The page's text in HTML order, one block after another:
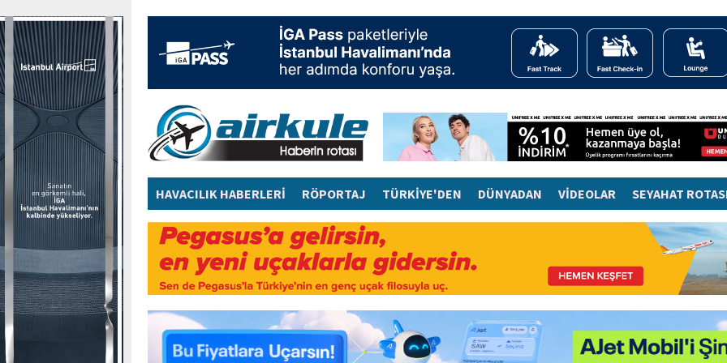
HAVACILIK HABERLERİ RÖPORTAJ TÜRKİYE'DEN DÜNYADAN VİDEOLAR SEYAHAT